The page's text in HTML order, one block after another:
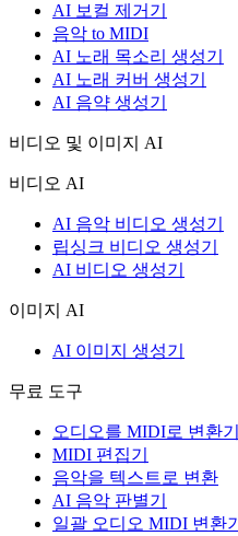
AI 보컬 제거기
음악 to MIDI
AI 노래 목소리 생성기
AI 노래 커버 생성기
AI 음약 생성기
비디오 및 이미지 AI
비디오 AI
AI 음악 비디오 생성기
립싱크 비디오 생성기
AI 비디오 생성기
이미지 AI
AI 이미지 생성기
무료 도구
오디오를 MIDI로 변환기
MIDI 편집기
음악을 텍스트로 변환
AI 음악 판별기
일괄 오디오 MIDI 변환기